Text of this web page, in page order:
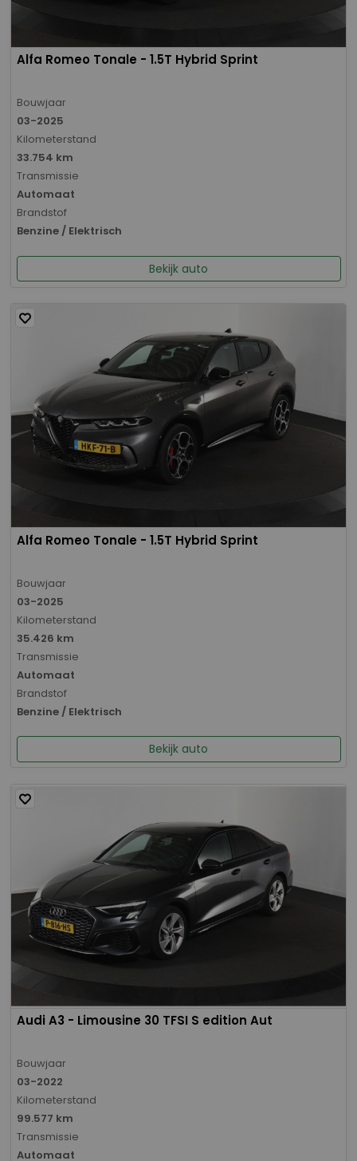
Alfa Romeo Tonale - 1.5T Hybrid Sprint
Bouwjaar
03-2025
Kilometerstand
33.754 km
Transmissie
Automaat
Brandstof
Benzine / Elektrisch
Bekijk auto
Alfa Romeo Tonale - 1.5T Hybrid Sprint
Bouwjaar
03-2025
Kilometerstand
35.426 km
Transmissie
Automaat
Brandstof
Benzine / Elektrisch
Bekijk auto
Audi A3 - Limousine 30 TFSI S edition Aut
Bouwjaar
03-2022
Kilometerstand
99.577 km
Transmissie
Automaat